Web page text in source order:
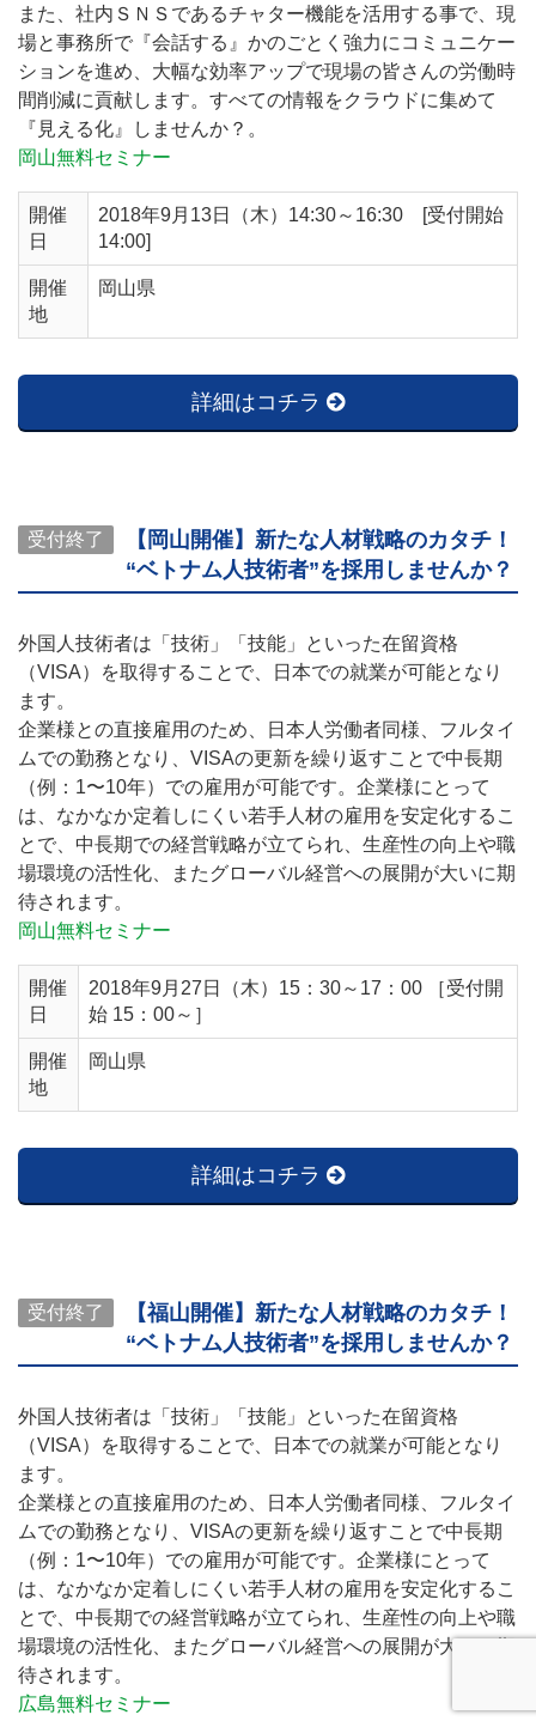
また、社内ＳＮＳであるチャター機能を活用する事で、現
場と事務所で『会話する』かのごとく強力にコミュニケー
ションを進め、大幅な効率アップで現場の皆さんの労働時
間削減に貢献します。すべての情報をクラウドに集めて
『見える化』しませんか？。
岡山無料セミナー
開催
日
2018年9月13日（木）14:30～16:30 [受付開始
14:00]
開催
地
岡山県
詳細はコチラ
受付終了
【岡山開催】新たな人材戦略のカタチ！
“ベトナム人技術者”を採用しませんか？
外国人技術者は「技術」「技能」といった在留資格
（VISA）を取得することで、日本での就業が可能となり
ます。
企業様との直接雇用のため、日本人労働者同様、フルタイ
ムでの勤務となり、VISAの更新を繰り返すことで中長期
（例：1〜10年）での雇用が可能です。企業様にとって
は、なかなか定着しにくい若手人材の雇用を安定化するこ
とで、中長期での経営戦略が立てられ、生産性の向上や職
場環境の活性化、またグローバル経営への展開が大いに期
待されます。
岡山無料セミナー
開催
日
2018年9月27日（木）15：30～17：00 ［受付開
始 15：00～］
開催
地
岡山県
詳細はコチラ
受付終了
【福山開催】新たな人材戦略のカタチ！
“ベトナム人技術者”を採用しませんか？
外国人技術者は「技術」「技能」といった在留資格
（VISA）を取得することで、日本での就業が可能となり
ます。
企業様との直接雇用のため、日本人労働者同様、フルタイ
ムでの勤務となり、VISAの更新を繰り返すことで中長期
（例：1〜10年）での雇用が可能です。企業様にとって
は、なかなか定着しにくい若手人材の雇用を安定化するこ
とで、中長期での経営戦略が立てられ、生産性の向上や職
場環境の活性化、またグローバル経営への展開が大いに期
待されます。
広島無料セミナー